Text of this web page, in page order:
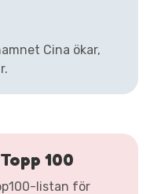
Cina ökar,
100
listan för